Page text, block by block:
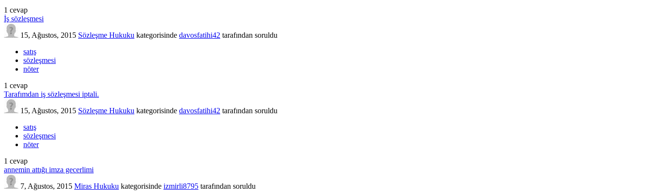
1 cevap
İş sözleşmesi
15, Ağustos, 2015 Sözleşme Hukuku kategorisinde davosfatihi42 tarafından soruldu
satış
sözleşmesi
nöter
1 cevap
Tarafımdan iş sözleşmesi iptali.
15, Ağustos, 2015 Sözleşme Hukuku kategorisinde davosfatihi42 tarafından soruldu
satış
sözleşmesi
nöter
1 cevap
annemin attığı imza gecerlimi
7, Ağustos, 2015 Miras Hukuku kategorisinde izmirli8795 tarafından soruldu